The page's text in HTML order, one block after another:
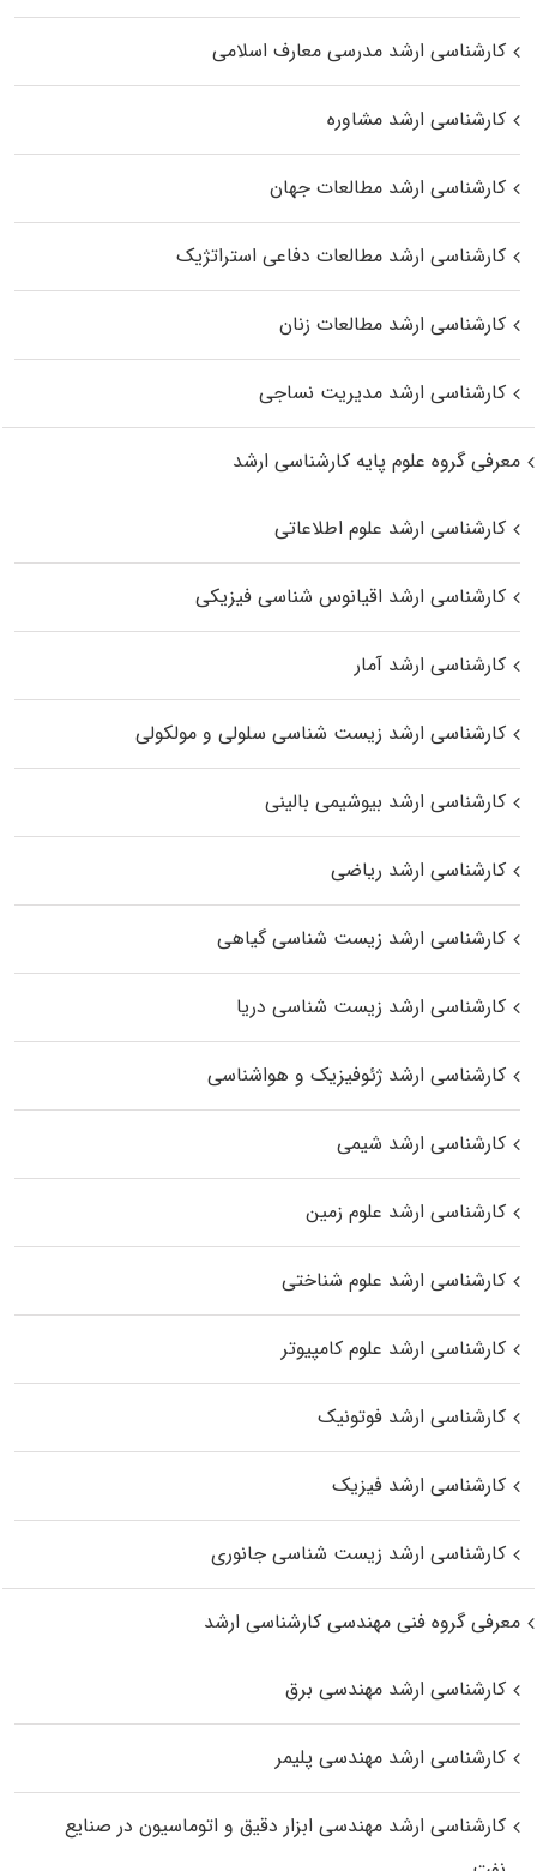
کارشناسی ارشد مدرسی معارف اسلامی
کارشناسی ارشد مشاوره
کارشناسی ارشد مطالعات جهان
کارشناسی ارشد مطالعات دفاعی استراتژیک
کارشناسی ارشد مطالعات زنان
کارشناسی ارشد مدیریت نساجی
معرفی گروه علوم پایه کارشناسی ارشد
کارشناسی ارشد علوم اطلاعاتی
کارشناسی ارشد اقیانوس‌ شناسی فیزیکی
کارشناسی ارشد آمار
کارشناسی ارشد زیست شناسی سلولی و مولکولی
کارشناسی ارشد بیوشیمی بالینی
کارشناسی ارشد ریاضی
کارشناسی ارشد زیست‌ شناسی گیاهی
کارشناسی ارشد زیست‌ شناسی دریا
کارشناسی ارشد ژئوفیزیک و هواشناسی
کارشناسی ارشد شیمی
کارشناسی ارشد علوم زمین
کارشناسی ارشد علوم شناختی
کارشناسی ارشد علوم کامپیوتر
کارشناسی ارشد فوتونیک
کارشناسی ارشد فیزیک
کارشناسی ارشد زیست‌ شناسی جانوری
معرفی گروه فنی مهندسی کارشناسی ارشد
کارشناسی ارشد مهندسی برق
کارشناسی ارشد مهندسی پلیمر
کارشناسی ارشد مهندسی ابزار دقیق و اتوماسیون در صنایع